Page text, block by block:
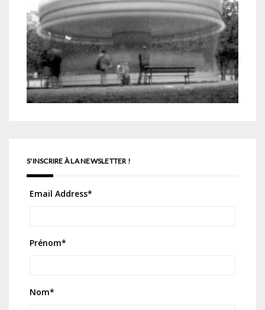
S'INSCRIRE À LA NEWSLETTER !
Email Address*
Prénom*
Nom*